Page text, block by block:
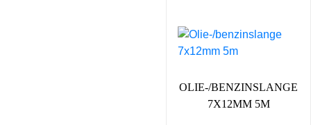
OLIE-/BENZINSLANGE
7X12MM 5M